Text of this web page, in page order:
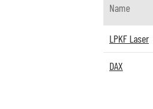
Name
LPKF Laser
DAX